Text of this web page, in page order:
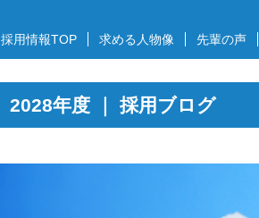
採用情報TOP 求める人物像 先輩の声
2028年度 ｜ 採用ブログ